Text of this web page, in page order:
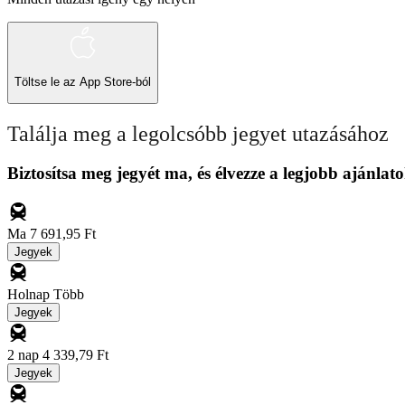
Töltse le az App Store-ból
Találja meg a legolcsóbb jegyet utazásához
Biztosítsa meg jegyét ma, és élvezze a legjobb
Ma 7 691,95 Ft
Jegyek
Holnap Több
Jegyek
2 nap 4 339,79 Ft
Jegyek